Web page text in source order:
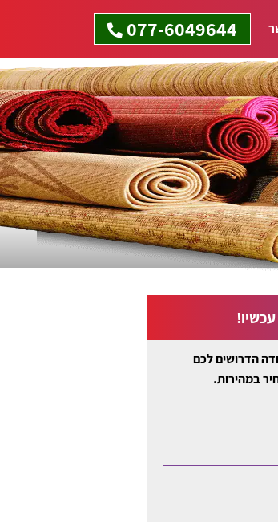
077-6049644
הדרושים לכם
במהירות.